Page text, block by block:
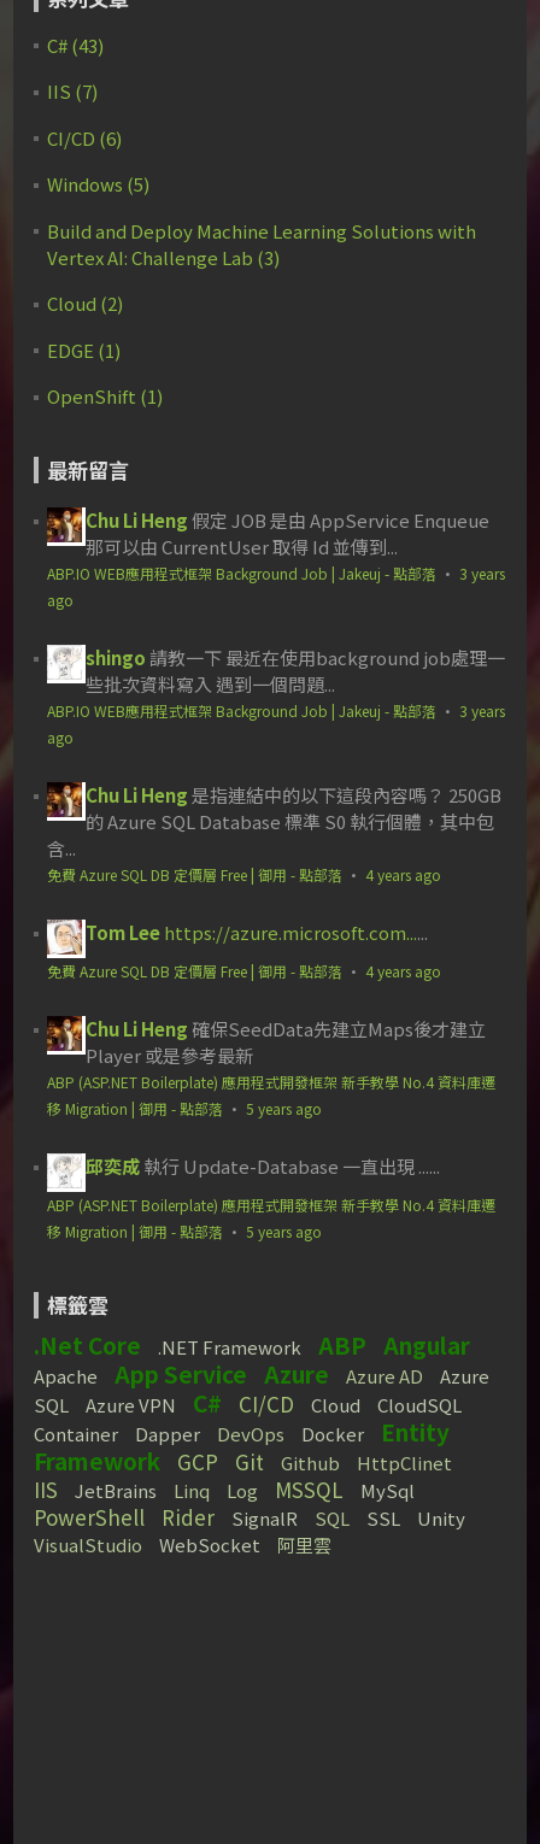
C# (43)
IIS (7)
CI/CD (6)
Windows (5)
Build and Deploy Machine Learning Solutions with
Vertex AI: Challenge Lab (3)
Cloud (2)
EDGE (1)
OpenShift (1)
最新留言
Chu Li Heng 假定 JOB 是由 AppService Enqueue
那可以由 CurrentUser 取得 Id 並傳到...
ABP.IO WEB應用程式框架 Background Job | Jakeuj - 點部落 · 3 years
ago
shingo 請教一下 最近在使用background job處理一
些批次資料寫入 遇到一個問題...
ABP.IO WEB應用程式框架 Background Job | Jakeuj - 點部落 · 3 years
ago
Chu Li Heng 是指連結中的以下這段內容嗎？ 250GB
的 Azure SQL Database 標準 S0 執行個體，其中包
含...
免費 Azure SQL DB 定價層 Free | 御用 - 點部落 · 4 years ago
Tom Leehttps://azure.microsoft.com......
免費 Azure SQL DB 定價層 Free | 御用 - 點部落 · 4 years ago
Chu Li Heng 確保SeedData先建立Maps後才建立
Player 或是參考最新
ABP (ASP.NET Boilerplate) 應用程式開發框架 新手教學 No.4 資料庫遷
移 Migration | 御用 - 點部落 ·5 years ago
邱奕成執行 Update-Database 一直出現 ......
ABP (ASP.NET Boilerplate) 應用程式開發框架 新手教學 No.4 資料庫遷
移 Migration | 御用 - 點部落 ·5 years ago
標籤雲
.Net Core .NET Framework ABP Angular
Apache App Service Azure Azure AD
Azure
SQL
Azure VPN C# CI/CD Cloud
CloudSQL
Container
Dapper DevOps Docker
Entity
Framework
GCP Git Github HttpClinet
IIS JetBrains Linq Log MSSQL MySql
PowerShell Rider SignalR SQL SSL
Unity
VisualStudio
WebSocket 阿里雲